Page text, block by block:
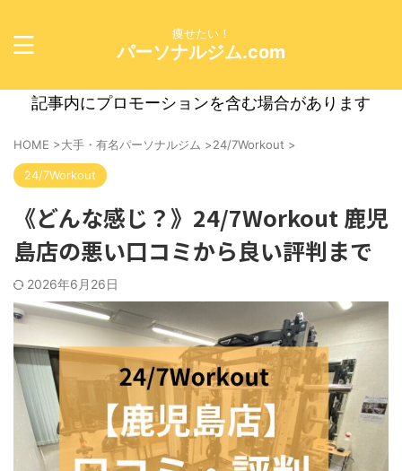
痩せたい！
パーソナルジム.com
記事内にプロモーションを含む場合があります
HOME >大手・有名パーソナルジム >24/7Workout >
24/7Workout
《どんな感じ？》24/7Workout 鹿児
島店の悪い口コミから良い評判まで
2026年6月26日